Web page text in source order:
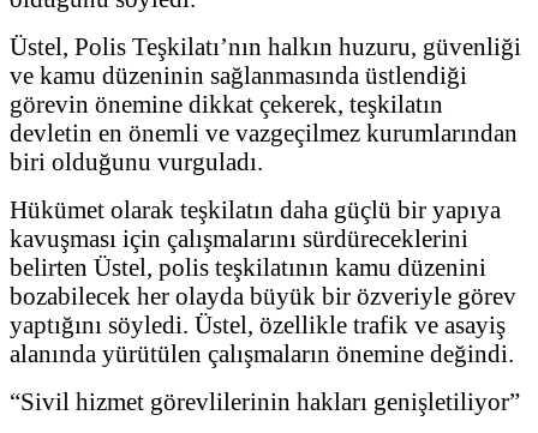
Üstel, Polis Teşkilatı’nın halkın huzuru, güvenliği
ve kamu düzeninin sağlanmasında üstlendiği
görevin önemine dikkat çekerek, teşkilatın
devletin en önemli ve vazgeçilmez kurumlarından
biri olduğunu vurguladı.
Hükümet olarak teşkilatın daha güçlü bir yapıya
kavuşması için çalışmalarını sürdüreceklerini
belirten Üstel, polis teşkilatının kamu düzenini
bozabilecek her olayda büyük bir özveriyle görev
yaptığını söyledi. Üstel, özellikle trafik ve asayiş
alanında yürütülen çalışmaların önemine değindi.
“Sivil hizmet görevlilerinin hakları genişletiliyor”